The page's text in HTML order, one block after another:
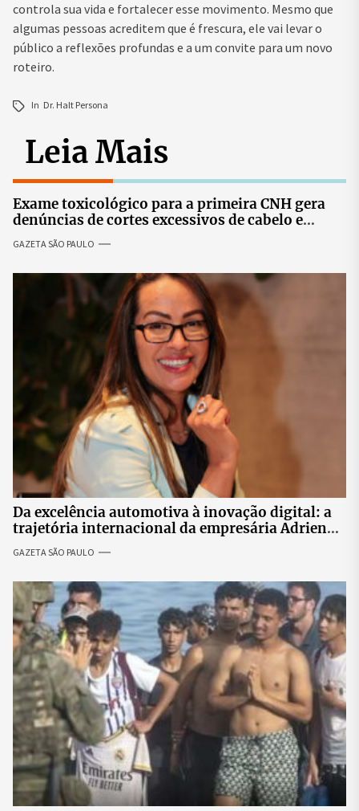
controla sua vida e fortalecer esse movimento. Mesmo que
algumas pessoas acreditem que é frescura, ele vai levar o
público a reflexões profundas e a um convite para um novo
roteiro.
In Dr. Halt Persona
Leia Mais
Exame toxicológico para a primeira CNH gera
denúncias de cortes excessivos de cabelo e
revolta entre candidatas
GAZETA SÃO PAULO
Da excelência automotiva à inovação digital: a
trajetória internacional da empresária Adriene
GAZETA SÃO PAULO